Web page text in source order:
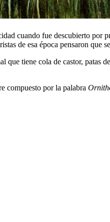
cuando fue descubierto
de esa época pensaron que
que tiene cola de castor,
compuesto por la palabra